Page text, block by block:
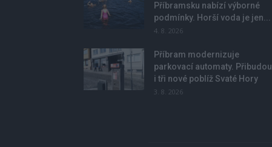
Příbramsku nabízí výborné
podmínky. Horší voda je jen...
4. 8. 2026
Příbram modernizuje
parkovací automaty. Přibudou
i tři nové poblíž Svaté Hory
3. 8. 2026